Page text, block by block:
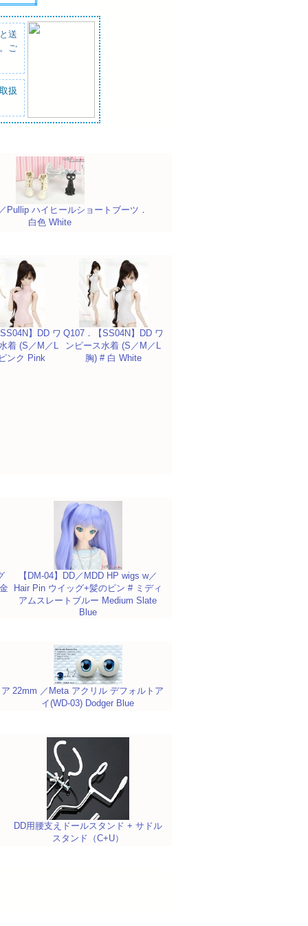
送
ご
扱
Pullip ハイヒールショートブーツ．
白色 White
】DD ワ
着 (S／M／L
ンク Pink
Q107．【SS04N】DD ワ
ンピース水着 (S／M／L
胸) # 白 White
【DM-04】DD／MDD HP wigs w／
Hair Pin ウイッグ+髪のピン # ミディ
アムスレートブルー Medium Slate
Blue
22mm ／Meta アクリル デフォルトア
イ(WD-03) Dodger Blue
DD用腰支えドールスタンド + サドル
スタンド（C+U）